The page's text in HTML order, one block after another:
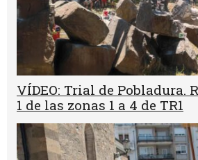
VÍDEO: Trial de Pobladura.
1 de las zonas 1 a 4 de TR1